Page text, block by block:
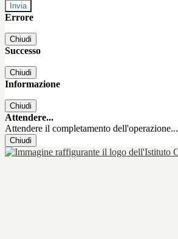
Errore
Chiudi
Successo
Chiudi
Informazione
Chiudi
Attendere...
Attendere il completamento dell'operazione...
Chiudi